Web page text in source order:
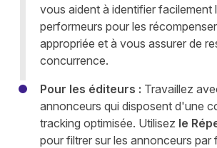
vous aident à identifier facilement
performeurs pour les
appropriée et à vous assurer de
concurrence.
Pour les éditeurs : Travaillez
annonceurs qui disposent d'une
tracking optimisée. Utilisez le
pour filtrer sur les annonceurs par